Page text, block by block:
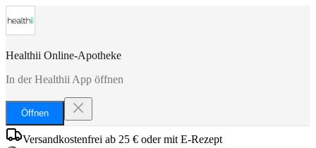
Healthii Online-Apotheke
In der Healthii App öffnen
Öffnen
Versandkostenfrei ab 25 € oder mit E-Rezept